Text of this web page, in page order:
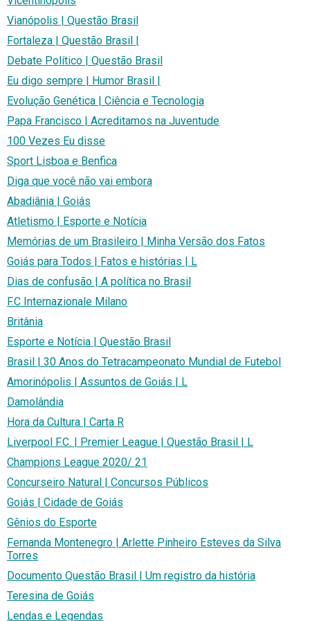
Vianópolis | Questão Brasil
Fortaleza | Questão Brasil |
Debate Político | Questão Brasil
Eu digo sempre | Humor Brasil |
Evolução Genética | Ciência e Tecnologia
Papa Francisco | Acreditamos na Juventude
100 Vezes Eu disse
Sport Lisboa e Benfica
Diga que você não vai embora
Abadiânia | Goiás
Atletismo | Esporte e Notícia
Memórias de um Brasileiro | Minha Versão dos Fatos
Goiás para Todos | Fatos e histórias | L
Dias de confusão | A política no Brasil
F.C Internazionale Milano
Britânia
Esporte e Notícia | Questão Brasil
Brasil | 30 Anos do Tetracampeonato Mundial de Futebol
Amorinópolis | Assuntos de Goiás | L
Damolândia
Hora da Cultura | Carta R
Liverpool F.C. | Premier League | Questão Brasil | L
Champions League 2020/ 21
Concurseiro Natural | Concursos Públicos
Goiás | Cidade de Goiás
Gênios do Esporte
Fernanda Montenegro | Arlette Pinheiro Esteves da Silva
Torres
Documento Questão Brasil | Um registro da história
Teresina de Goiás
Lendas e Legendas